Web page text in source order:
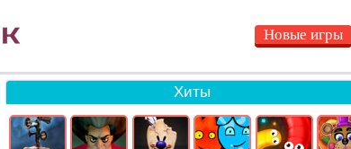
Новые игры
Хиты